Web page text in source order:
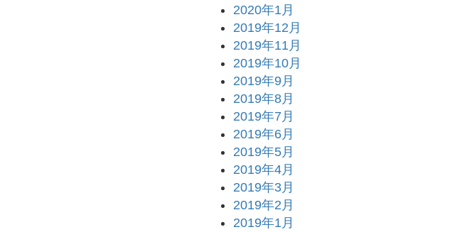
2020年1月
2019年12月
2019年11月
2019年10月
2019年9月
2019年8月
2019年7月
2019年6月
2019年5月
2019年4月
2019年3月
2019年2月
2019年1月